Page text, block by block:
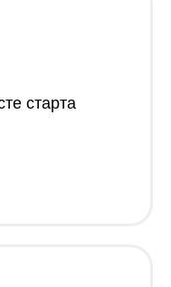
старта